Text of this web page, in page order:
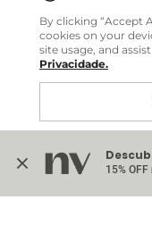
15%
By clicking “Accept
cookies on your
site usage, and
Privacidade.
em sua casa, não